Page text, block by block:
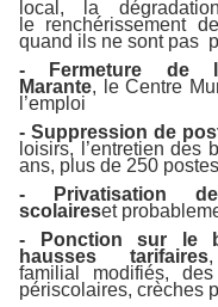
local, la
le renchérissement
quand ils ne sont pas
- Fermeture de
Marante, le Centre
l’emploi
- Suppression de
loisirs, l’entretien des
ans, plus de 250
- Privatisation
scolaireset
- Ponction sur le
hausses tarifaires
familial modifiés,
périscolaires, crèches